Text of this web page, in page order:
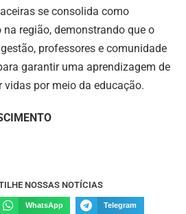
se consolida como
região, demonstrando que o
professores e comunidade
garantir uma aprendizagem de
por meio da educação.
NOSSAS NOTÍCIAS
WhatsApp Telegram